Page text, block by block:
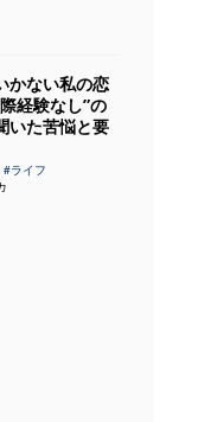
かない私の恋
経験なし”の
いた苦悩と要
#ライフ